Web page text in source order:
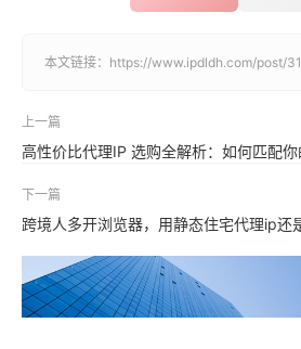
本文链接： https://www.ipdldh.com/post/
上一篇
高性价比代理IP 选购全解析：如何匹配
下一篇
跨境人多开浏览器，用静态住宅代理ip还